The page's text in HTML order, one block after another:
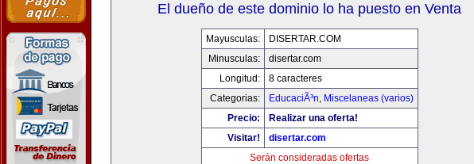
El dueño de este dominio lo ha puesto en Venta
Mayusculas:
DISERTAR.COM
Minusculas:
disertar.com
Longitud:
8 caracteres
Categorias:
EducaciÃ³n, Miscelaneas (varios)
Precio:
Realizar una oferta!
Visitar!
disertar.com
Serán consideradas ofertas